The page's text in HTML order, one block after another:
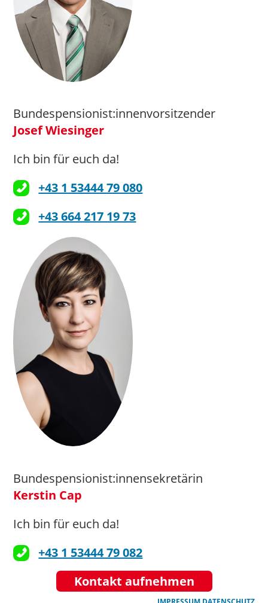
Bundespensionist:innenvorsitzender
Josef Wiesinger
Ich bin für euch da!
+43 1 53444 79 080
+43 664 217 19 73
Bundespensionist:innensekretärin
Kerstin Cap
Ich bin für euch da!
+43 1 53444 79 082
Kontakt aufnehmen